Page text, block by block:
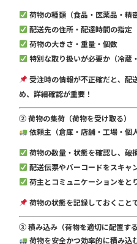
荷物の種類（食品・医薬品・精
配送先の住所・配達時間の指定
荷物の大きさ・重量・個数
特別な取り扱いが必要か（冷蔵
受注時の情報が不正確だと、配
め、詳細確認が重要！
② 荷物の集荷（荷物を受け取る）
依頼主（倉庫・店舗・工場・個
荷物の数量・状態を確認し、破
配送伝票やバーコードをスキャ
荷主とコミュニケーションをと
荷物の状態を記録しておくこと
③ 積み込み（荷物を適切に配置する
荷物を安全かつ効率的に積み込